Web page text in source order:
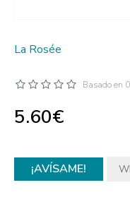
La Rosée
Basado en
5.60€
¡AVÍSAME!